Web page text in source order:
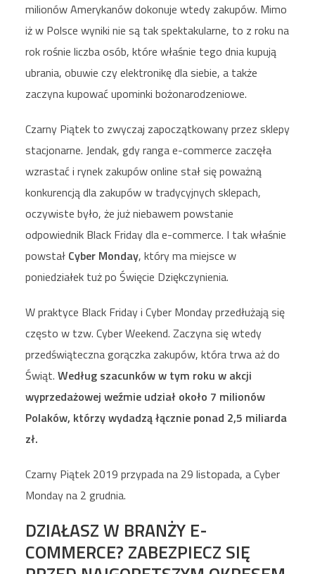
milionów Amerykanów dokonuje wtedy zakupów. Mimo
iż w Polsce wyniki nie są tak spektakularne, to z roku na
rok rośnie liczba osób, które właśnie tego dnia kupują
ubrania, obuwie czy elektronikę dla siebie, a także
zaczyna kupować upominki bożonarodzeniowe.
Czarny Piątek to zwyczaj zapoczątkowany przez sklepy
stacjonarne. Jendak, gdy ranga e-commerce zaczęła
wzrastać i rynek zakupów online stał się poważną
konkurencją dla zakupów w tradycyjnych sklepach,
oczywiste było, że już niebawem powstanie
odpowiednik Black Friday dla e-commerce. I tak właśnie
powstał Cyber Monday, który ma miejsce w
poniedziałek tuż po Święcie Dziękczynienia.
W praktyce Black Friday i Cyber Monday przedłużają się
często w tzw. Cyber Weekend. Zaczyna się wtedy
przedświąteczna gorączka zakupów, która trwa aż do
Świąt. Według szacunków w tym roku w akcji
wyprzedażowej weźmie udział około 7 milionów
Polaków, którzy wydadzą łącznie ponad 2,5 miliarda
zł.
Czarny Piątek 2019 przypada na 29 listopada, a Cyber
Monday na 2 grudnia.
DZIAŁASZ W BRANŻY E-
COMMERCE? ZABEZPIECZ SIĘ